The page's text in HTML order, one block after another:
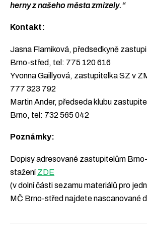
herny z našeho města zmizely.“
Kontakt:
Jasna Flamiková, předsedkyně
Brno-střed, tel: 775 120 616
Yvonna Gaillyová, zastupitelka SZ v
777 323 792
Martin Ander, předseda klubu
Brno, tel: 732 565 042
Poznámky:
Dopisy adresované zastupitelům
staženíZDE
(v dolní části sezamu materiálů pro
MČ Brno-střed najdete nascanované